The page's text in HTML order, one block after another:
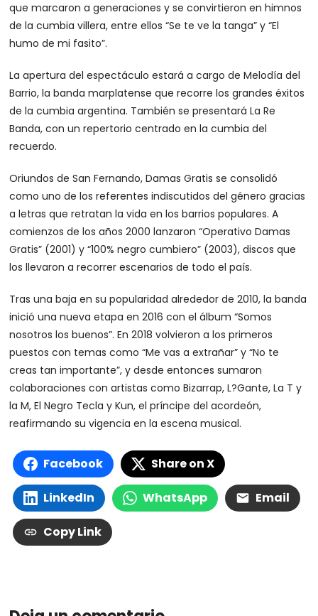
que marcaron a generaciones y se convirtieron en himnos
de la cumbia villera, entre ellos “Se te ve la tanga” y “El
humo de mi fasito”.
La apertura del espectáculo estará a cargo de Melodía del
Barrio, la banda marplatense que recorre los grandes éxitos
de la cumbia argentina. También se presentará La Re
Banda, con un repertorio centrado en la cumbia del
recuerdo.
Oriundos de San Fernando, Damas Gratis se consolidó
como uno de los referentes indiscutidos del género gracias
a letras que retratan la vida en los barrios populares. A
comienzos de los años 2000 lanzaron “Operativo Damas
Gratis” (2001) y “100% negro cumbiero” (2003), discos que
los llevaron a recorrer escenarios de todo el país.
Tras una baja en su popularidad alrededor de 2010, la banda
inició una nueva etapa en 2016 con el álbum “Somos
nosotros los buenos”. En 2018 volvieron a los primeros
puestos con temas como “Me vas a extrañar” y “No te
creas tan importante”, y desde entonces sumaron
colaboraciones con artistas como Bizarrap, L?Gante, La T y
la M, El Negro Tecla y Kun, el príncipe del acordeón,
reafirmando su vigencia en la escena musical.
Facebook Share on X
LinkedIn WhatsApp Email
Copy Link